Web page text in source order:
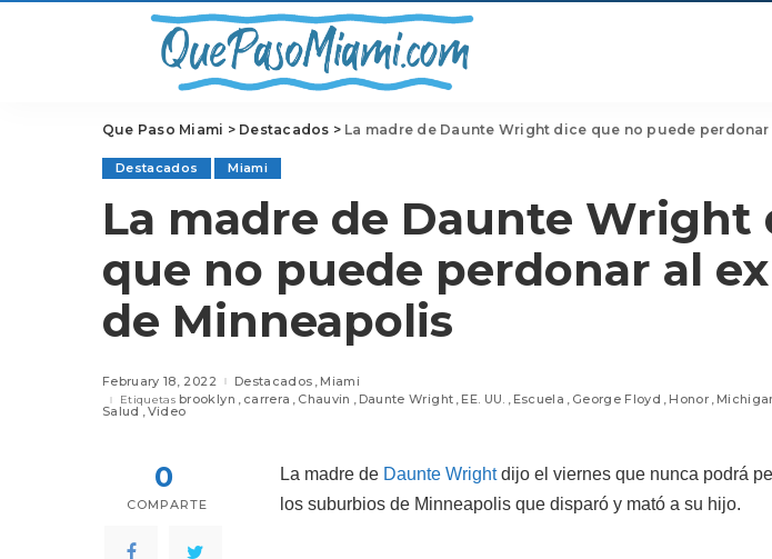
Que Paso Miami > Destacados > La madre de Daunte Wright dice que no puede perdonar al
Destacados Miami
La madre de Daunte Wright
que no puede perdonar al
de Minneapolis
February 18, 2022 Destacados Miami
Etiquetas brooklyn carrera Chauvin Daunte Wright EE. UU. Escuela George Floyd Honor
Salud Video
0
COMPARTE
La madre de Daunte Wrightdijo el viernes que nunca podrá
los suburbios de Minneapolis que disparó y mató a su hijo.